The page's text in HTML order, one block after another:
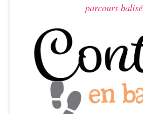
parcours balisé